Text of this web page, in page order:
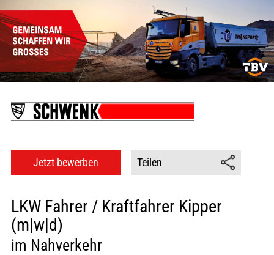
LKW Fahrer / Kraftfahrer Kipper
(m|w|d)
im Nahverkehr
Jetzt bewerben Teilen